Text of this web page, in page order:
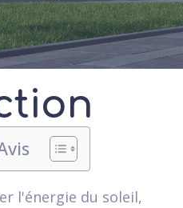
l'énergie du soleil,